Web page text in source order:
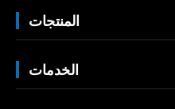
المنتجات
الخدمات